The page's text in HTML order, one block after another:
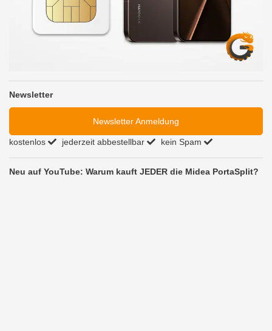
Newsletter
Newsletter Anmeldung
kostenlos jederzeit abbestellbar kein Spam
Neu auf YouTube: Warum kauft JEDER die Midea PortaSplit?